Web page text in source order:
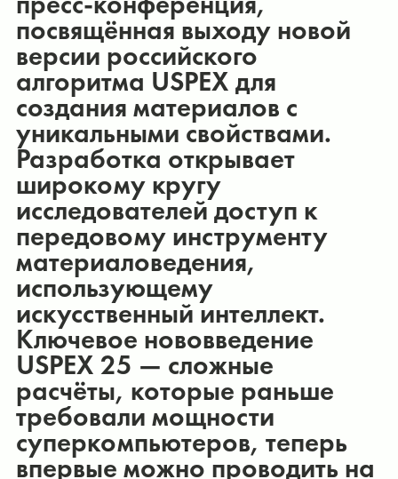
посвящённая выходу новой
версии российского
алгоритма USPEX для
создания материалов с
уникальными свойствами.
Разработка открывает
широкому кругу
исследователей доступ к
передовому инструменту
материаловедения,
использующему
искусственный интеллект.
Ключевое нововведение
USPEX 25 — сложные
расчёты, которые раньше
требовали мощности
суперкомпьютеров, теперь
впервые можно проводить на